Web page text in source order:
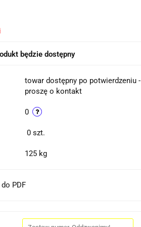
będzie dostępny
towar dostępny po potwierdzeniu -
proszę o kontakt
0
0 szt.
125 kg
PDF